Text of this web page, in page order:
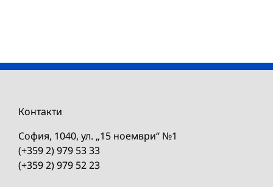
Контакти
София, 1040, ул. „15 ноември“ №1
(+359 2) 979 53 33
(+359 2) 979 52 23